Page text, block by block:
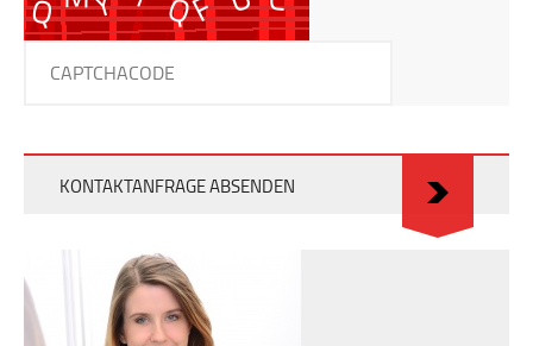
KONTAKTANFRAGE ABSENDEN